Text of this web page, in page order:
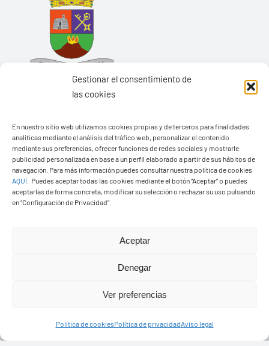
Gestionar el consentimiento de
las cookies
En nuestro sitio web utilizamos cookies propias y de terceros para finalidades
analíticas mediante el análisis del tráfico web, personalizar el contenido
mediante sus preferencias, ofrecer funciones de redes sociales y mostrarle
publicidad personalizada en base a un perfil elaborado a partir de sus hábitos de
navegación. Para más información puedes consultar nuestra política de cookies
AQUÍ
Puedes aceptar todas las cookies mediante el botón “Aceptar” o puedes
aceptarlas de forma concreta, modificar su selección o rechazar su uso pulsando
en “Configuración de Privacidad”.
Aceptar
Denegar
Ver preferencias
Política de cookiesPolítica de privacidadAviso legal
Ayuntamiento de Yaiza
Pza. de Los Remedios, 1
35570 – Yaiza
Tel:928 83 62 20
© Copyright2026 Ayuntamiento de Yaiza - Todos los